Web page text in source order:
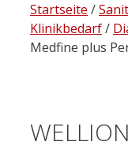
Startseite /
Klinikbedarf/
Medfine plus